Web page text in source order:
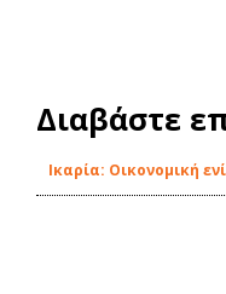
Διαβάστε
Ικαρία: Οικονομική